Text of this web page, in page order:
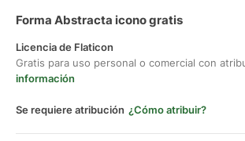
Forma Abstracta icono gratis
Licencia de Flaticon
Gratis para uso personal o comercial con
información
Se requiere atribución ¿Cómo atribuir?